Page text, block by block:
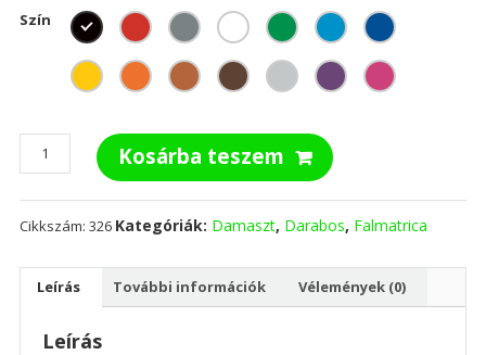
Szín
Damaszt
4
falmatrica
Kosárba teszem
Cikkszám: 326 Kategóriák: Damaszt, Darabos, Falmatrica
Leírás További információk Vélemények (0)
Leírás